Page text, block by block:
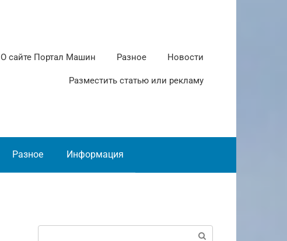
О сайте Портал Машин Разное Новости
Разместить статью или рекламу
Разное Информация